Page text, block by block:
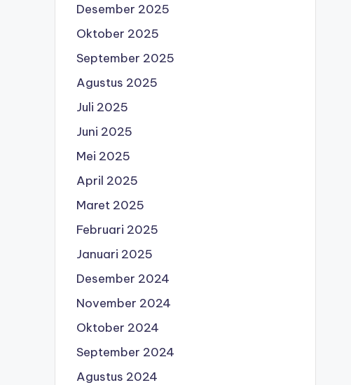
Desember 2025
Oktober 2025
September 2025
Agustus 2025
Juli 2025
Juni 2025
Mei 2025
April 2025
Maret 2025
Februari 2025
Januari 2025
Desember 2024
November 2024
Oktober 2024
September 2024
Agustus 2024